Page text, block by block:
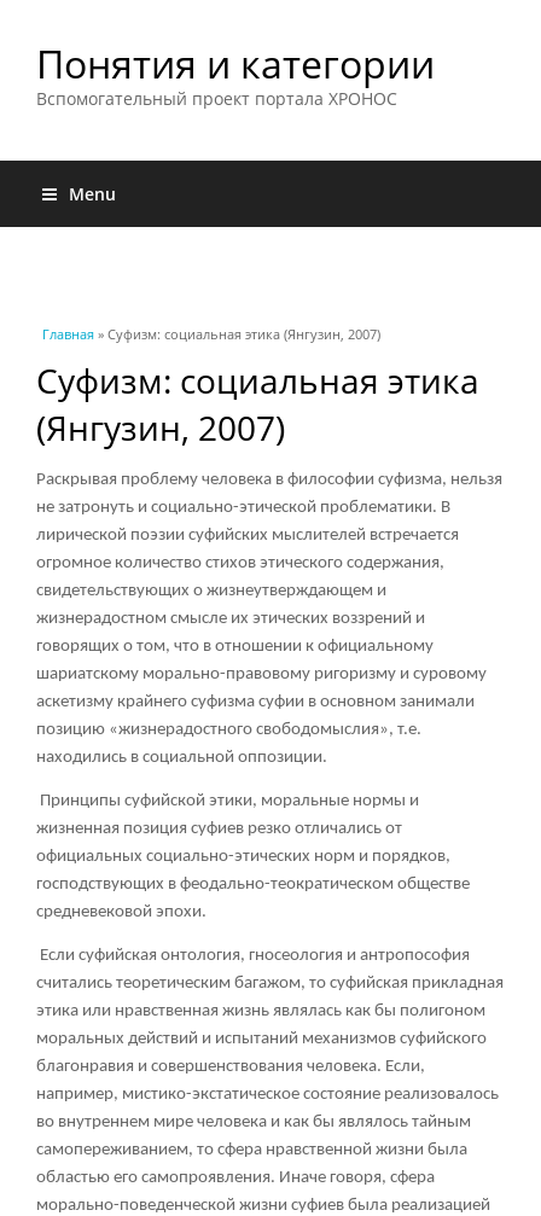
Понятия и категории
Вспомогательный проект портала ХРОНОС
Menu
Вы здесь
Главная » Суфизм: социальная этика (Янгузин, 2007)
Суфизм: социальная этика
(Янгузин, 2007)
Раскрывая проблему человека в философии суфизма, нельзя
не затронуть и социально-этической проблематики. В
лирической поэзии суфийских мыслителей встречается
огромное количество стихов этического содержания,
свидетельствующих о жизнеутверждающем и
жизнерадостном смысле их этических воззрений и
говорящих о том, что в отношении к официальному
шариатскому морально-правовому ригоризму и суровому
аскетизму крайнего суфизма суфии в основном занимали
позицию «жизнерадостного свободомыслия», т.е.
находились в социальной оппозиции.
Принципы суфийской этики, моральные нормы и
жизненная позиция суфиев резко отличались от
официальных социально-этических норм и порядков,
господствующих в феодально-теократическом обществе
средневековой эпохи.
Если суфийская онтология, гносеология и антропософия
считались теоретическим багажом, то суфийская прикладная
этика или нравственная жизнь являлась как бы полигоном
моральных действий и испытаний механизмов суфийского
благонравия и совершенствования человека. Если,
например, мистико-экстатическое состояние реализовалось
во внутреннем мире человека и как бы являлось тайным
самопереживанием, то сфера нравственной жизни была
областью его самопроявления. Иначе говоря, сфера
морально-поведенческой жизни суфиев была реализацией